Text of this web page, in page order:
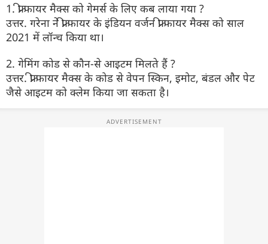
1. फ्री फायर मैक्स को गेमर्स के लिए कब लाया गया ?
उत्तर. गरेना ने फ्री फायर के इंडियन वर्जन फ्री फायर मैक्स को साल
2021 में लॉन्च किया था।
2. गेमिंग कोड से कौन-से आइटम मिलते हैं ?
उत्तर. फ्री फायर मैक्स के कोड से वेपन स्किन, इमोट, बंडल और पेट
जैसे आइटम को क्लेम किया जा सकता है।